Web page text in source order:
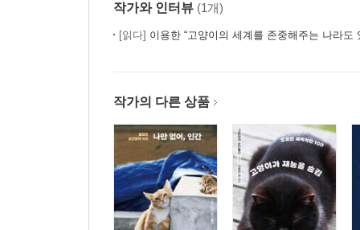
작가와 인터뷰 (1개)
[읽다] 이용한 “고양이의 세계를 존중해주는 나라도
작가의 다른 상품